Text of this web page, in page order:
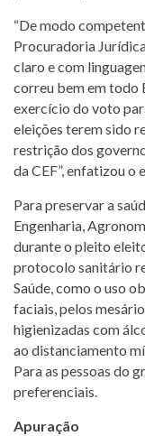
“De modo
Procuradoria
claro e com
correu bem em todo
exercício do voto
eleições terem sido
restrição dos
da CEF”, enfatizou o
Para preservar a
Engenharia,
durante o pleito
protocolo sanitário
Saúde, como o uso
faciais, pelos
higienizadas com
ao distanciamento
Para as pessoas do
preferenciais.
Apuração